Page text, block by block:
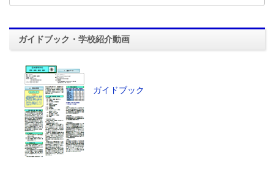
ガイドブック・学校紹介動画
ガイドブック